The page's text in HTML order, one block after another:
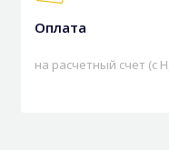
Оплата
на расчетный счет (с